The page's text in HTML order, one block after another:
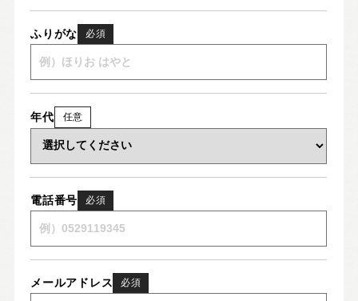
ふりがな 必須
年代 任意
電話番号 必須
メールアドレス 必須